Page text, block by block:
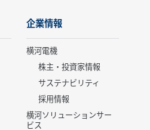
企業情報
横河電機
株主・投資家情報
サステナビリティ
採用情報
横河ソリューションサー
ビス